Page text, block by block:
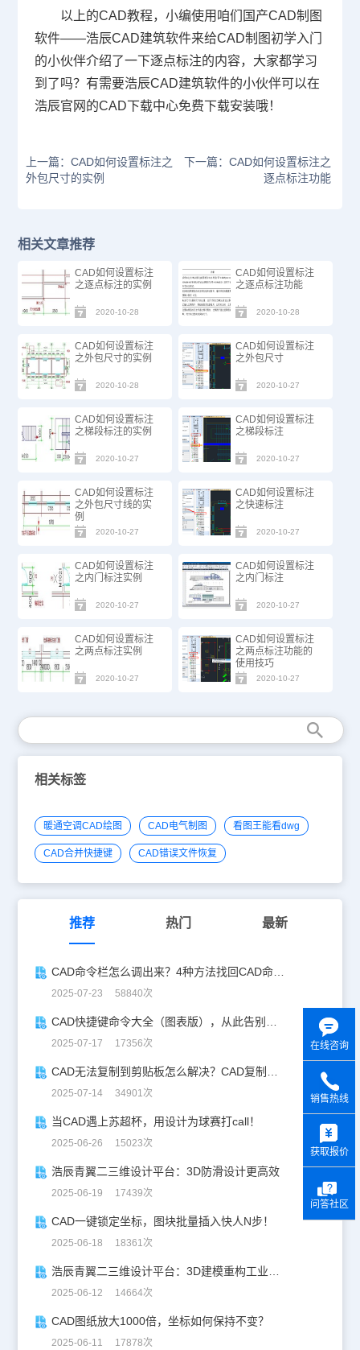
以上的CAD教程，小编使用咱们 国产CAD制图
软件——浩辰CAD建筑软件来给CAD制图初学入门
的小伙伴介绍了一下逐点标注的内容，大家都学习
到了吗？有需要浩辰CAD建筑软件的小伙伴可以在
浩辰官网的CAD下载中心免费下载安装哦！
上一篇：CAD如何设置标注之
外包尺寸的实例
下一篇：CAD如何设置标注之
逐点标注功能
相关文章推荐
CAD如何设置标注
之逐点标注的实例
2020-10-28
CAD如何设置标注
之逐点标注功能
2020-10-28
CAD如何设置标注
之外包尺寸的实例
2020-10-28
CAD如何设置标注
之外包尺寸
2020-10-27
CAD如何设置标注
之梯段标注的实例
2020-10-27
CAD如何设置标注
之梯段标注
2020-10-27
CAD如何设置标注
之外包尺寸线的实
例
2020-10-27
CAD如何设置标注
之快速标注
2020-10-27
CAD如何设置标注
之内门标注实例
2020-10-27
CAD如何设置标注
之内门标注
2020-10-27
CAD如何设置标注
之两点标注实例
2020-10-27
CAD如何设置标注
之两点标注功能的
使用技巧
2020-10-27
相关标签
暖通空调CAD绘图 CAD电气制图 看图王能看dwg
CAD合并快捷键 CAD错误文件恢复
推荐 热门 最新
CAD命令栏怎么调出来？4种方法找回CAD命令栏
2025-07-23 58840次
CAD快捷键命令大全（图表版），从此告别低效绘图！
2025-07-17 17356次
CAD无法复制到剪贴板怎么解决？CAD复制失灵自救指南
2025-07-14 34901次
当CAD遇上苏超杯，用设计为球赛打call！
2025-06-26 15023次
浩辰青翼二三维设计平台：3D防滑设计更高效
2025-06-19 17439次
CAD一键锁定坐标，图块批量插入快人N步！
2025-06-18 18361次
浩辰青翼二三维设计平台：3D建模重构工业美学
2025-06-12 14664次
CAD图纸放大1000倍，坐标如何保持不变？
2025-06-11 17878次
在线咨询
销售热线
获取报价
问答社区